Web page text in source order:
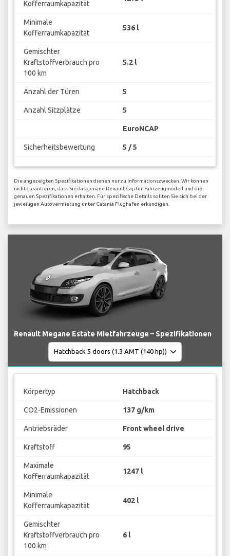
Kofferraumkapazität
Minimale
Kofferraumkapazität
536 l
Gemischter
Kraftstoffverbrauch pro
100 km
5.2 l
Anzahl der Türen 5
Anzahl Sitzplätze 5
EuroNCAP
Sicherheitsbewertung 5 / 5
Die angezeigten Spezifikationen dienen nur zu Informationszwecken. Wir können
nicht garantieren, dass Sie das genaue Renault Captur-Fahrzeugmodell und die
genauen Spezifikationen erhalten. Für spezifische Details sollten Sie sich bei der
jeweiligen Autovermietung unter Catania Flughafen erkundigen.
Renault Megane Estate Mietfahrzeuge – Spezifikationen
Körpertyp Hatchback
CO2-Emissionen 137 g/km
Antriebsräder Front wheel drive
Kraftstoff 95
Maximale
Kofferraumkapazität
1247 l
Minimale
Kofferraumkapazität
402 l
Gemischter
Kraftstoffverbrauch pro
100 km
6 l